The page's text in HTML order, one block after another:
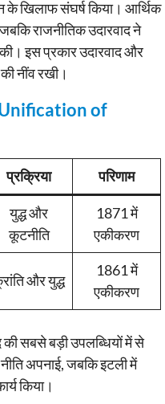
के खिलाफ संघर्ष किया। आर्थिक
जबकि राजनीतिक उदारवाद ने
इस प्रकार उदारवाद और
नींव रखी।
(Unification of
प्रक्रिया परिणाम
युद्ध और
कूटनीति
1871 में
एकीकरण
और युद्ध
1861 में
एकीकरण
की सबसे बड़ी उपलब्धियों में से
अपनाई, जबकि इटली में
किया।